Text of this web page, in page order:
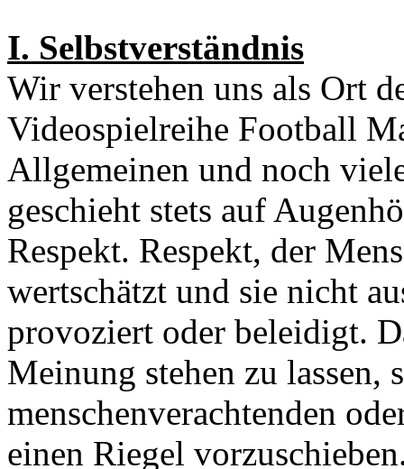
I. Selbstverständnis
Wir verstehen uns als Ort
Videospielreihe Football
Allgemeinen und noch
geschieht stets auf
Respekt. Respekt, der
wertschätzt und sie nicht
provoziert oder beleidigt.
Meinung stehen zu lassen,
menschenverachtenden
einen Riegel